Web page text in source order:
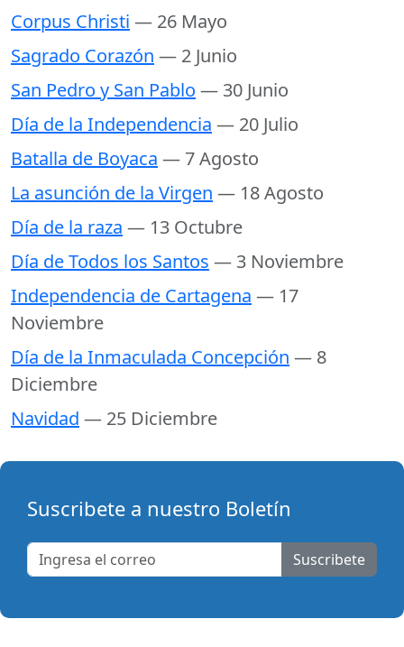
Corpus Christi — 26 Mayo
Sagrado Corazón — 2 Junio
San Pedro y San Pablo — 30 Junio
Día de la Independencia — 20 Julio
Batalla de Boyaca — 7 Agosto
La asunción de la Virgen — 18 Agosto
Día de la raza — 13 Octubre
Día de Todos los Santos — 3 Noviembre
Independencia de Cartagena — 17
Noviembre
Día de la Inmaculada Concepción — 8
Diciembre
Navidad — 25 Diciembre
Suscribete a nuestro Boletín
Suscribete